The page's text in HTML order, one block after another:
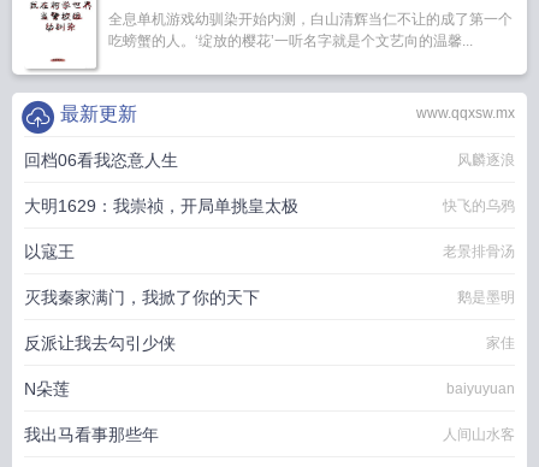
全息单机游戏幼驯染开始内测，白山清辉当仁不让的成了第一个
吃螃蟹的人。‘绽放的樱花’一听名字就是个文艺向的温馨...
www.qqxsw.mx
最新更新
回档06看我恣意人生 风麟逐浪
大明1629：我崇祯，开局单挑皇太极 快飞的乌鸦
以寇王 老景排骨汤
灭我秦家满门，我掀了你的天下 鹅是墨明
反派让我去勾引少侠 家佳
N朵莲 baiyuyuan
我出马看事那些年 人间山水客